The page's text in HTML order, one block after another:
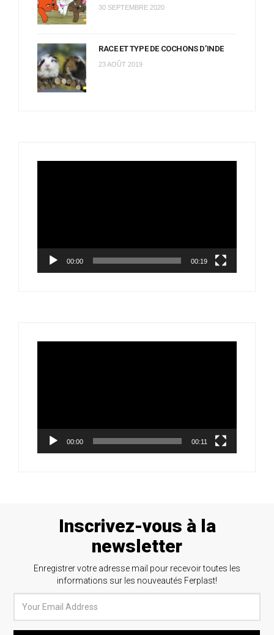
30 SEPTEMBRE 2020
RACE ET TYPE DE COCHONS D’INDE
23 AOÛT 2019
00:00 00:19
00:00 00:11
Inscrivez-vous à la
newsletter
Enregistrer votre adresse mail pour recevoir toutes les
informations sur les nouveautés Ferplast!